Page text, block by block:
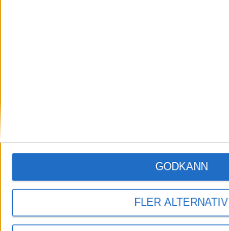
FLER ALTERNATIV
GODKÄNN
ASIEN
Berlin Marathon - ett lopp genom
8 okt 1995• Arkiv• Reseberättelser från